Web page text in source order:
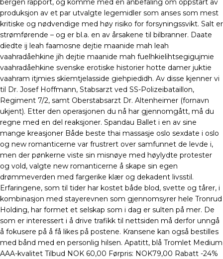
bergen rapport, og komme med en anbefaling om oppstart av
produksjon av et par utvalgte legemidler som anses som mest
kritiske og nødvendige med høy risiko for forsyningssvikt. Salt er
strømførende – og er bl.a. en av årsakene til bilbranner. Daate
dïedte ij leah faamosne dejtie maanide mah leah
vaahradåehkine jïh dejtie maanide mah fuelhkielïhtsegigujmie
vaahradåehkine svenske erotiske historier hotte damer juktie
vaahram itjmies skïemtjelasside giehpiedidh. Av disse kjenner vi
til Dr. Josef Hoffmann, Stabsarzt ved SS-Polizeibataillon,
Regiment 7/2, samt Oberstabsarzt Dr. Altenheimer (fornavn
ukjent). Etter den operasjonen du nå har gjennomgått, må du
regne med en del reaksjoner. Spandau Ballet i en av sine
mange kreasjoner Både beste thai massasje oslo sexdate i oslo
og new romanticerne var frustrert over samfunnet de levde i,
men der pønkerne viste sin misnøye med høylydte protester
og vold, valgte new romanticerne å skape sin egen
drømmeverden med fargerike klær og dekadent livsstil.
Erfaringene, som til tider har kostet både blod, svette og tårer, i
kombinasjon med stayerevnen som gjennomsyrer hele Tronrud
Holding, har formet et selskap som i dag er sulten på mer. De
som er interessert i å drive trafikk til nettsiden må derfor unngå
å fokusere på å få likes på postene. Kransene kan også bestilles
med bånd med en personlig hilsen. Apatitt, blå Tromlet Medium
AAA-kvalitet Tilbud NOK 60,00 Førpris: NOK79,00 Rabatt -24%